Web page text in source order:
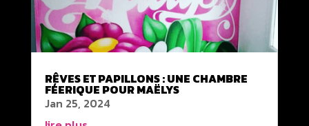
RÊVES ET PAPILLONS : UNE CHAMBRE
FÉERIQUE POUR MAËLYS
Jan 25, 2024